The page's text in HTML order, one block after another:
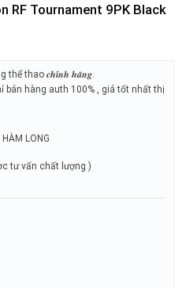
RF Tournament 9PK Black
thể thao 𝒄𝒉𝒊́𝒏𝒉 𝒉𝒂̃𝒏𝒈.
bán hàng auth 100% , giá tốt nhất thị
LONG
tư vấn chất lượng )